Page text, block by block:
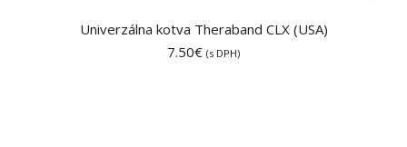
Univerzálna kotva Theraband CLX (USA)
7.50€ (s DPH)